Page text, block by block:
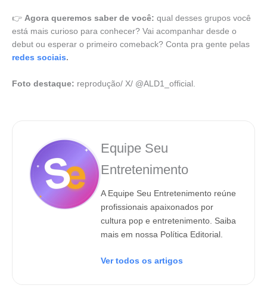
👉 Agora queremos saber de você: qual desses grupos você
está mais curioso para conhecer? Vai acompanhar desde o
debut ou esperar o primeiro comeback? Conta pra gente pelas
redes sociais.
Foto destaque: reprodução/ X/ @ALD1_official.
Equipe Seu
Entretenimento
A Equipe Seu Entretenimento reúne
profissionais apaixonados por
cultura pop e entretenimento. Saiba
mais em nossa Política Editorial.
Ver todos os artigos